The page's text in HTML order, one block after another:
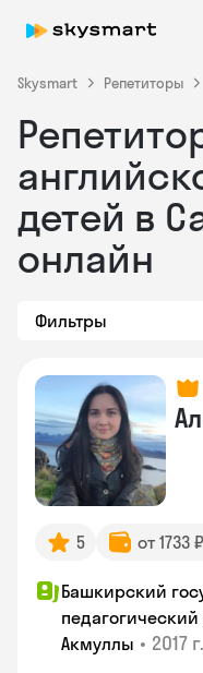
Skysmart Репетиторы
детей в
онлайн
Фильтры
5 от 1733
Башкирский
Акмуллы • 2017 г.